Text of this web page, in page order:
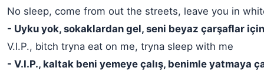
No sleep, come from out the streets, leave you in
- Uyku yok, sokaklardan gel, seni beyaz çarşaflar
V.I.P., bitch tryna eat on me, tryna sleep with me
- V.I.P., kaltak beni yemeye çalış, benimle yatmaya